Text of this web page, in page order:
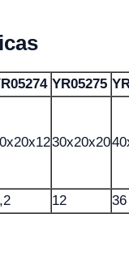
YR05275
30x20x20
12
36